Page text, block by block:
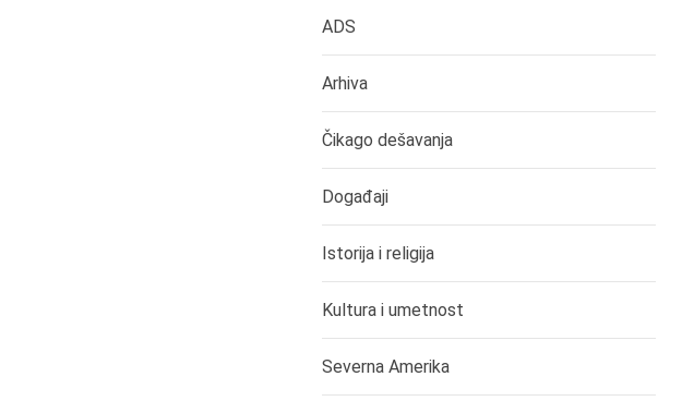
ADS
Arhiva
Čikago dešavanja
Događaji
Istorija i religija
Kultura i umetnost
Severna Amerika